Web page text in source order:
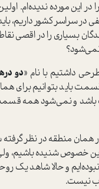
این مورده ندیده‌ام.
در سراسر کشور داریم،
بسیاری را در اقصی
نمی‌شود؟
داشتیم با نام «دو
باید بتوانیم برای
باشد و نمی‌شود همه
منطقه در نظر گرفته
خصوص شنیده باشیم،
و حالا شاهد یک
نیست.